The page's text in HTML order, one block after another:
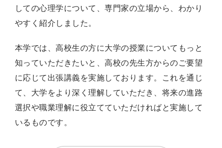
しての心理学について、専門家の立場から、わかり
やすく紹介しました。
本学では、高校生の方に大学の授業についてもっと
知っていただきたいと、高校の先生方からのご要望
に応じて出張講義を実施しております。これを通じ
て、大学をより深く理解していただき、将来の進路
選択や職業理解に役立てていただければと実施して
いるものです。